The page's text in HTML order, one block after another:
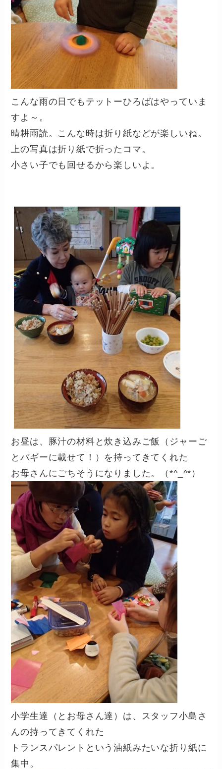
こんな雨の日でもテットーひろばはやっていま
すよ～。
晴耕雨読。こんな時は折り紙などが楽しいね。
上の写真は折り紙で折ったコマ。
小さい子でも回せるから楽しいよ。
お昼は、豚汁の材料と炊き込みご飯（ジャーご
とバギーに載せて！）を持ってきてくれた
お母さんにごちそうになりました。（*^_^*）
小学生達（とお母さん達）は、スタッフ小島さ
んの持ってきてくれた
トランスパレントという油紙みたいな折り紙に
集中。